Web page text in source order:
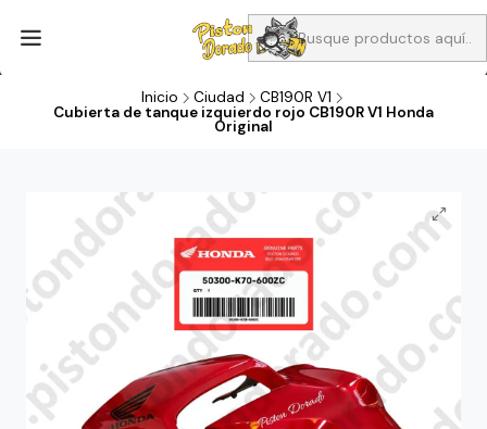
Aprovecha Compra 1 Aceites Full sintético o 1 Aceite semi
sintetico y el filtro de aire verde para la CB190R o CBF160M a 13
Inicio Ciudad
CB190R V1
Cubierta de tanque izquierdo rojo CB190R V1 Honda
Original